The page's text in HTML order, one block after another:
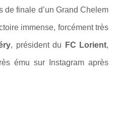
de finale d’un Grand Chelem
immense, forcément très
, président du FC Lorient,
ému sur Instagram après